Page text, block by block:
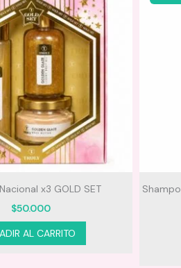
x3 GOLD SET
$50.000
AL CARRITO